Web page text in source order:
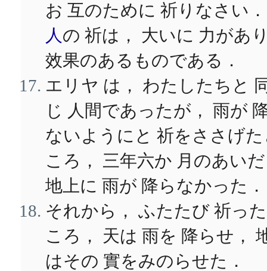
お 互のために 祈りなさい
人 の 祈は， 大いに 力があ
效果のあるものである．
エリヤ は， わたしたちと
じ 人間であったが， 雨が
ないようにと 祈をささげ
ころ， 三年六か 月のあい
地上に 雨が 降らなかった．
それから， ふたたび 祈っ
ころ， 天は 雨を 降らせ，
はその 實をみのらせた．